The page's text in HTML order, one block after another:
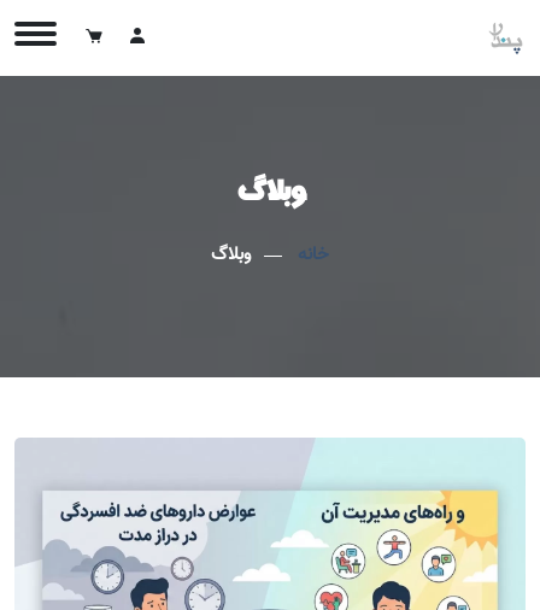
وبلاگ
خانه وبلاگ